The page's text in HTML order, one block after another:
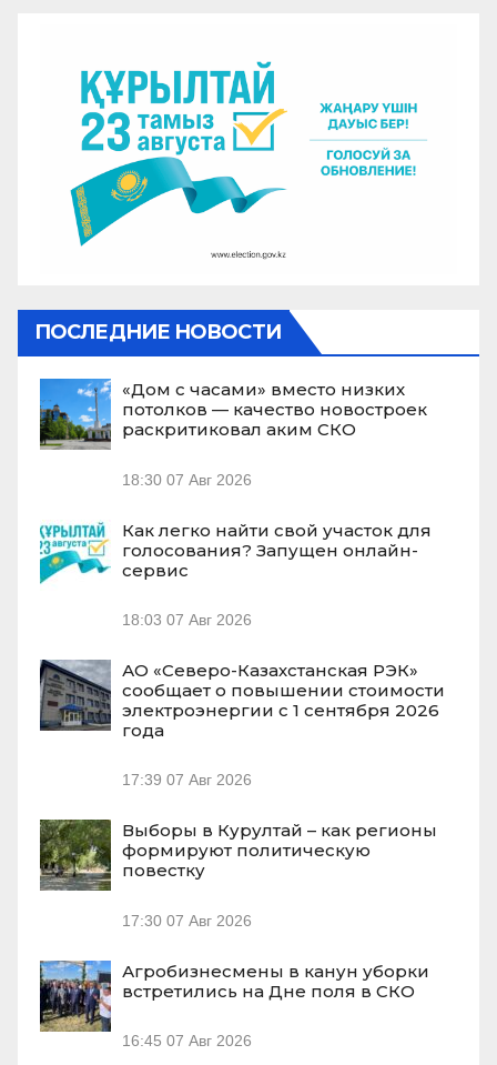
ПОСЛЕДНИЕ НОВОСТИ
«Дом с часами» вместо низких
потолков — качество новостроек
раскритиковал аким СКО
18:30 07 Авг 2026
Как легко найти свой участок для
голосования? Запущен онлайн-
сервис
18:03 07 Авг 2026
АО «Северо-Казахстанская РЭК»
сообщает о повышении стоимости
электроэнергии с 1 сентября 2026
года
17:39 07 Авг 2026
Выборы в Курултай – как регионы
формируют политическую
повестку
17:30 07 Авг 2026
Агробизнесмены в канун уборки
встретились на Дне поля в СКО
16:45 07 Авг 2026